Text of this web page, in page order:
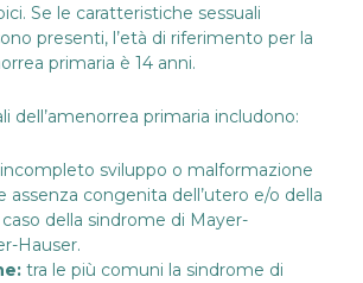
Se le caratteristiche sessuali
presenti, l’età di riferimento per la
primaria è 14 anni.
dell’amenorrea primaria includono:
incompleto sviluppo o malformazione
assenza congenita dell’utero e/o della
della sindrome di Mayer-
Hauser.
tra le più comuni la sindrome di